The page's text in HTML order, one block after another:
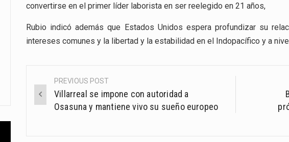
convertirse en el primer líder laborista en ser reelegido en 21 años,
Rubio indicó además que Estados Unidos espera profundizar su
intereses comunes y la libertad y la estabilidad en el Indopacífico y a
Post
navigation
PREVIOUS POST
Villarreal se impone con autoridad a
Osasuna y mantiene vivo su sueño europeo